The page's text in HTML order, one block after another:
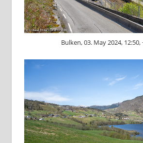
Bulken, 03. May 2024, 12:50,